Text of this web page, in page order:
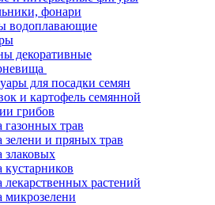
фонари
водоплавающие
декоративные
для посадки семян
и картофель семянной
грибов
газонных трав
зелени и пряных трав
злаковых
кустарников
лекарственных растений
микрозелени